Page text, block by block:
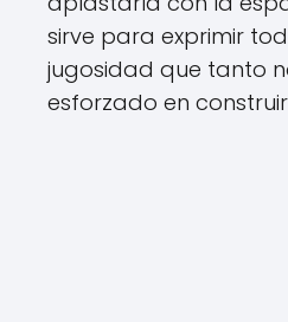
sirve para exprimir
jugosidad que tanto
esforzado en